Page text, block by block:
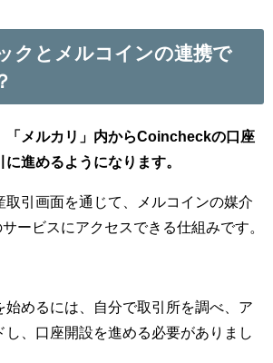
クとメルコインの連携で
「メルカリ」内からCoincheckの口座
進めるようになります。
取引画面を通じて、メルコインの媒介
ービスにアクセスできる仕組みです。
始めるには、自分で取引所を調べ、ア
し、口座開設を進める必要がありまし